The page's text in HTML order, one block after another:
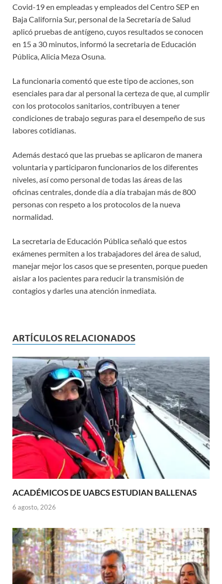
Covid-19 en empleadas y empleados del Centro SEP en
Baja California Sur, personal de la Secretaría de Salud
aplicó pruebas de antígeno, cuyos resultados se conocen
en 15 a 30 minutos, informó la secretaria de Educación
Pública, Alicia Meza Osuna.
La funcionaria comentó que este tipo de acciones, son
esenciales para dar al personal la certeza de que, al cumplir
con los protocolos sanitarios, contribuyen a tener
condiciones de trabajo seguras para el desempeño de sus
labores cotidianas.
Además destacó que las pruebas se aplicaron de manera
voluntaria y participaron funcionarios de los diferentes
niveles, así como personal de todas las áreas de las
oficinas centrales, donde día a día trabajan más de 800
personas con respeto a los protocolos de la nueva
normalidad.
La secretaria de Educación Pública señaló que estos
exámenes permiten a los trabajadores del área de salud,
manejar mejor los casos que se presenten, porque pueden
aislar a los pacientes para reducir la transmisión de
contagios y darles una atención inmediata.
ARTÍCULOS RELACIONADOS
ACADÉMICOS DE UABCS ESTUDIAN BALLENAS
6 agosto, 2026